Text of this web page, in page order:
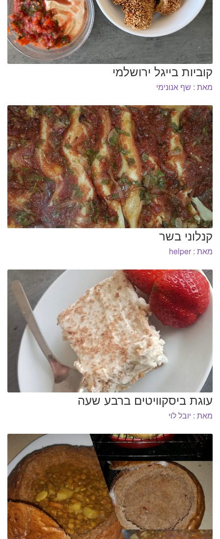
קוביות בייגל ירושלמי
מאת : שף אנונימי
קנלוני בשר
מאת : helper
עוגת ביסקוויטים ברבע שעה
מאת : יובל לוי